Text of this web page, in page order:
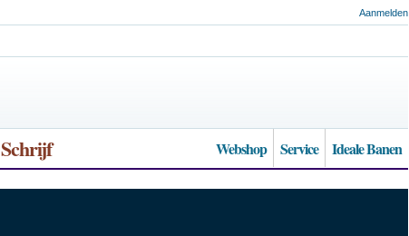
Aanmelden
Schrijf Ideale Banen
Service
Webshop